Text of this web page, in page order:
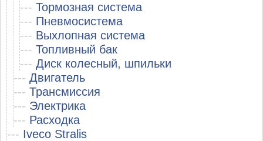
--- Тормозная система
--- Пневмосистема
--- Выхлопная система
--- Топливный бак
--- Диск колесный, шпильки
--- Двигатель
--- Трансмиссия
--- Электрика
--- Расходка
--- Iveco Stralis